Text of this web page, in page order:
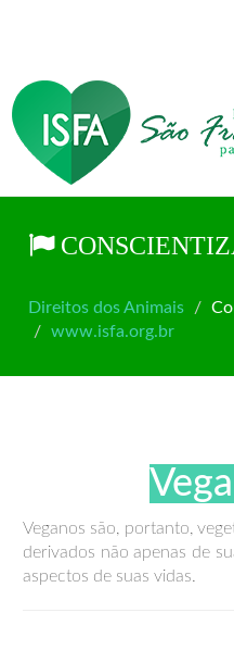
Direitos dos Animais
www.isfa.org.br
Veganos são, portanto,
derivados não apenas de
aspectos de suas vidas.